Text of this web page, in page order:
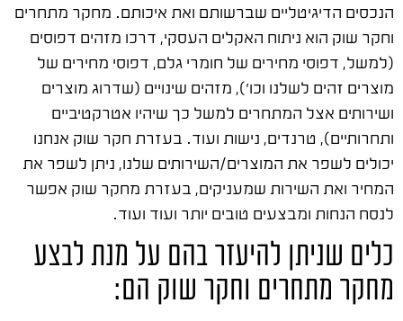
הנכסים הדיגיטליים שברשותם ואת איכותם. מחקר מתחרים
וחקר שוק הוא ניתוח האקלים העסקי, דרכו מזהים דפוסים
(למשל, דפוסי מחירים של חומרי גלם, דפוסי מחירים של
מוצרים זהים לשלנו וכו'), מזהים שינויים (שדרוג מוצרים
ושירותים אצל המתחרים למשל כך שיהיו אטרקטיביים
ותחרותיים), טרנדים, נישות ועוד. בעזרת חקר שוק אנחנו
יכולים לשפר את המוצרים/השירותים שלנו, ניתן לשפר את
המחיר ואת השירות שמעניקים, בעזרת מחקר שוק אפשר
לנסח הנחות ומבצעים טובים יותר ועוד ועוד.
כלים שניתן להיעזר בהם על מנת לבצע
מחקר מתחרים וחקר שוק הם: